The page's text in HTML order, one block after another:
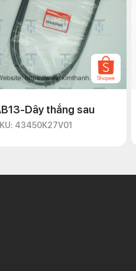
Dây thắng sau
43450K27V01